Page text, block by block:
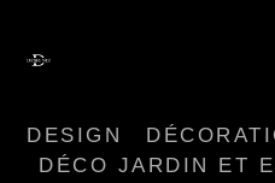
DESIGN
DÉCO JARDIN ET